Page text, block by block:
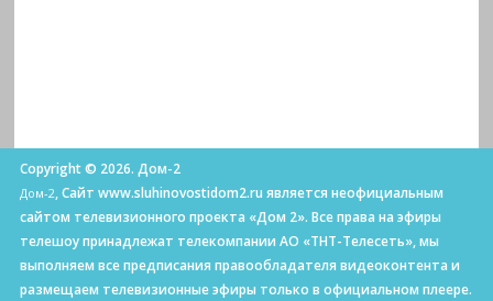
Copyright © 2026. Дом-2
Дом-2, Сайт www.sluhinovostidom2.ru является неофициальным
сайтом телевизионного проекта «Дом 2». Все права на эфиры
телешоу принадлежат телекомпании АО «ТНТ-Телесеть», мы
выполняем все предписания правообладателя видеоконтента и
размещаем телевизионные эфиры только в официальном плеере.